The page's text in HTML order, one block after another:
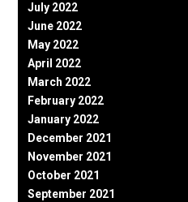
July 2022
June 2022
May 2022
April 2022
March 2022
February 2022
January 2022
December 2021
November 2021
October 2021
September 2021